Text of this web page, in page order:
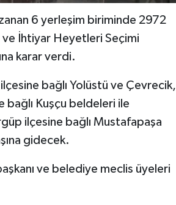
6 yerleşim biriminde 2972
ve İhtiyar Heyetleri Seçimi
karar verdi.
bağlı Yolüstü ve Çevrecik,
bağlı Kuşçu beldeleri ile
ilçesine bağlı Mustafapaşa
gidecek.
ve belediye meclis üyeleri